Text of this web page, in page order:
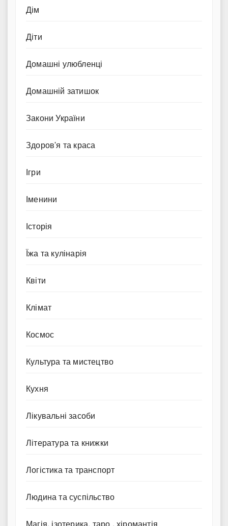
Дім
Діти
Домашні улюбленці
Домашній затишок
Закони України
Здоров'я та краса
Ігри
Іменини
Історія
Їжа та кулінарія
Квіти
Клімат
Космос
Культура та мистецтво
Кухня
Лікувальні засоби
Література та книжки
Логістика та транспорт
Людина та суспільство